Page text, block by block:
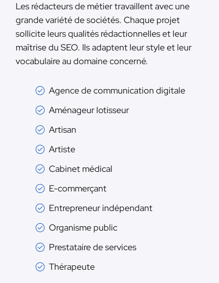
Les rédacteurs de métier travaillent avec une
grande variété de sociétés. Chaque projet
sollicite leurs qualités rédactionnelles et leur
maîtrise du SEO. Ils adaptent leur style et leur
vocabulaire au domaine concerné.
Agence de communication digitale
Aménageur lotisseur
Artisan
Artiste
Cabinet médical
E-commerçant
Entrepreneur indépendant
Organisme public
Prestataire de services
Thérapeute